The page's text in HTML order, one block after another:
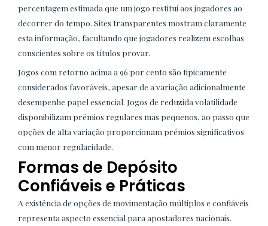
percentagem estimada que um jogo restitui aos jogadores ao
decorrer do tempo. Sites transparentes mostram claramente
esta informação, facultando que jogadores realizem escolhas
conscientes sobre os títulos provar.
Jogos com retorno acima a 96 por cento são tipicamente
considerados favoráveis, apesar de a variação adicionalmente
desempenhe papel essencial. Jogos de reduzida volatilidade
disponibilizam prémios regulares mas pequenos, ao passo que
opções de alta variação proporcionam prémios significativos
com menor regularidade.
Formas de Depósito
Confiáveis e Práticas
A existência de opções de movimentação múltiplos e confiáveis
representa aspecto essencial para apostadores nacionais.